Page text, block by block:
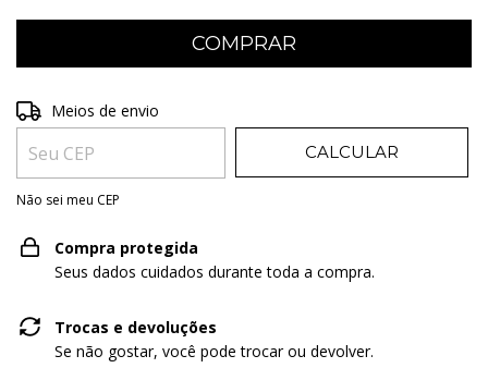
Entregas para o CEP:
Meios de envio
CALCULAR
Não sei meu CEP
Compra protegida
Seus dados cuidados durante toda a compra.
Trocas e devoluções
Se não gostar, você pode trocar ou devolver.